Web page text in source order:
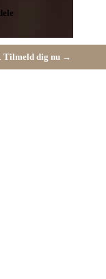
Tilmeld dig nu →